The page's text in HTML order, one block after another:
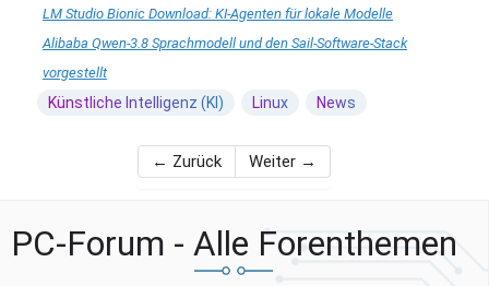
LM Studio Bionic Download: KI-Agenten für lokale Modelle
Alibaba Qwen-3.8 Sprachmodell und den Sail-Software-Stack
vorgestellt
Künstliche Intelligenz (KI) Linux News
← Zurück Weiter →
PC-Forum - Alle Forenthemen